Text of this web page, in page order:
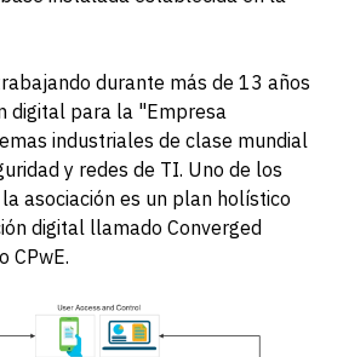
durante más de 13 años
digital para la "Empresa
industriales de clase mundial
y redes de TI. Uno de los
asociación es un plan holístico
digital llamado Converged
CPwE.